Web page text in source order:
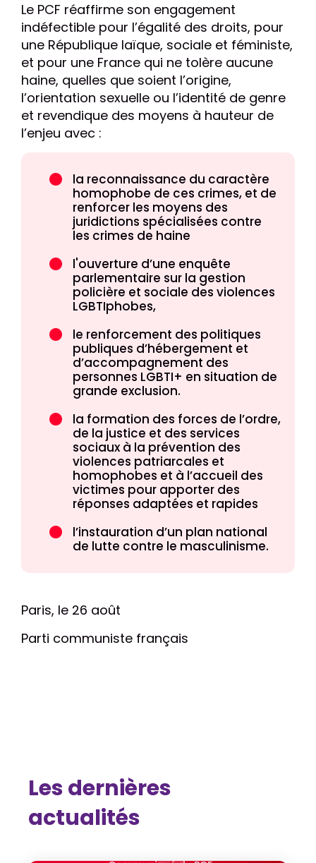
Le PCF réaffirme son engagement
indéfectible pour l’égalité des droits, pour
une République laïque, sociale et féministe,
et pour une France qui ne tolère aucune
haine, quelles que soient l’origine,
l’orientation sexuelle ou l’identité de genre
et revendique des moyens à hauteur de
l’enjeu avec :
la reconnaissance du caractère
homophobe de ces crimes, et de
renforcer les moyens des
juridictions spécialisées contre
les crimes de haine
l'ouverture d’une enquête
parlementaire sur la gestion
policière et sociale des violences
LGBTIphobes,
le renforcement des politiques
publiques d’hébergement et
d’accompagnement des
personnes LGBTI+ en situation de
grande exclusion.
la formation des forces de l’ordre,
de la justice et des services
sociaux à la prévention des
violences patriarcales et
homophobes et à l’accueil des
victimes pour apporter des
réponses adaptées et rapides
l’instauration d’un plan national
de lutte contre le masculinisme.
Paris, le 26 août
Parti communiste français
Les dernières
actualités